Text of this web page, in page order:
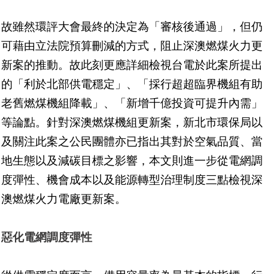
故雖然環評大會最終的決定為「審核後通過」，但仍
可藉由立法院預算刪減的方式，阻止深澳燃煤火力更
新案的推動。故此刻更應詳細檢視台電於此案所提出
的「利於北部供電穩定」、「採行超超臨界機組有助
老舊燃煤機組降載」、「新增千億投資可提升內需」
等論點。針對深澳燃煤機組更新案，新北市環保局以
及關注此案之公民團體亦已指出其對於空氣品質、當
地生態以及減碳目標之影響，本文則進一步從電網調
度彈性、機會成本以及能源轉型治理制度三點檢視深
澳燃煤火力電廠更新案。
惡化電網調度彈性